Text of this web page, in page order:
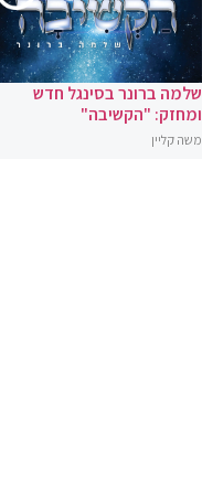
שלמה ברונר בסינגל חדש
ומחזק: "הקשיבה"
משה קליין